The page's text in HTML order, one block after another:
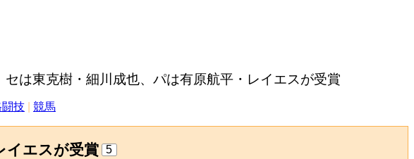
は東克樹・細川成也、パは有原航平・レイエスが受賞
闘技 競馬
イエスが受賞 5